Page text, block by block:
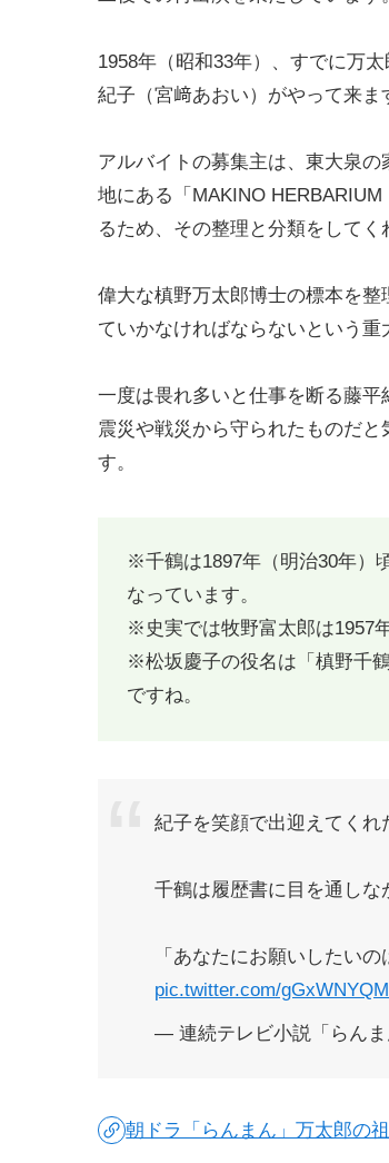
1958年（昭和33年）、すでに万
紀子（宮﨑あおい）がやって来ま
アルバイトの募集主は、東大泉の
地にある「MAKINO
るため、その整理と分類をしてく
偉大な槙野万太郎博士の標本を
ていかなければならないという重
一度は畏れ多いと仕事を断る藤
震災や戦災から守られたものだ
す。
※千鶴は1897年（明治30年）
なっています。
※史実では牧野富太郎は1957
※松坂慶子の役名は「槙野千
ですね。
紀子を笑顔で出迎えてくれ
千鶴は履歴書に目を通しな
「あなたにお願いしたい
pic.twitter.com/
— 連続テレビ小説「らん
朝ドラ「らんまん」万太郎の